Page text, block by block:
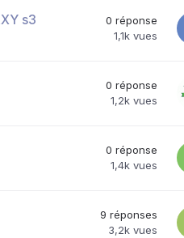
s3 0 réponse
1,1k vues
0 réponse
1,2k vues
0 réponse
1,4k vues
9 réponses
3,2k vues